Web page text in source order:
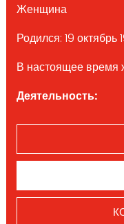
Женщина
Родился: 19 октябрь
В настоящее время
Деятельность: